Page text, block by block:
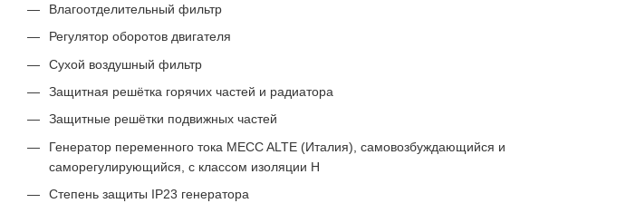
Влагоотделительный фильтр
Регулятор оборотов двигателя
Сухой воздушный фильтр
Защитная решётка горячих частей и радиатора
Защитные решётки подвижных частей
Генератор переменного тока MECC ALTE (Италия), самовозбуждающийся и
саморегулирующийся, с классом изоляции H
Степень защиты IP23 генератора